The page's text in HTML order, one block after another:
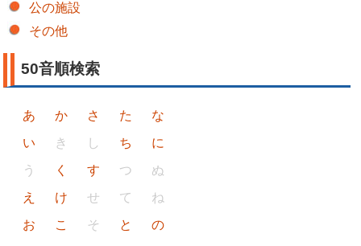
公の施設
その他
50音順検索
あ
い
う
え
お
か
き
く
け
こ
さ
し
す
せ
そ
た
ち
つ
て
と
な
に
ぬ
ね
の